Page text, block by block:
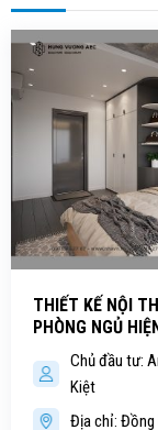
THIẾT KẾ NỘI
PHÒNG NGỦ
Chủ đầu tư:
Kiệt
Địa chỉ: Đồng